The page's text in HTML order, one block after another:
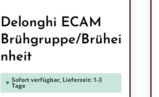
Delonghi ECAM
Brühgruppe/Brühei
nheit
Sofort verfügbar, Lieferzeit: 1-3
Tage